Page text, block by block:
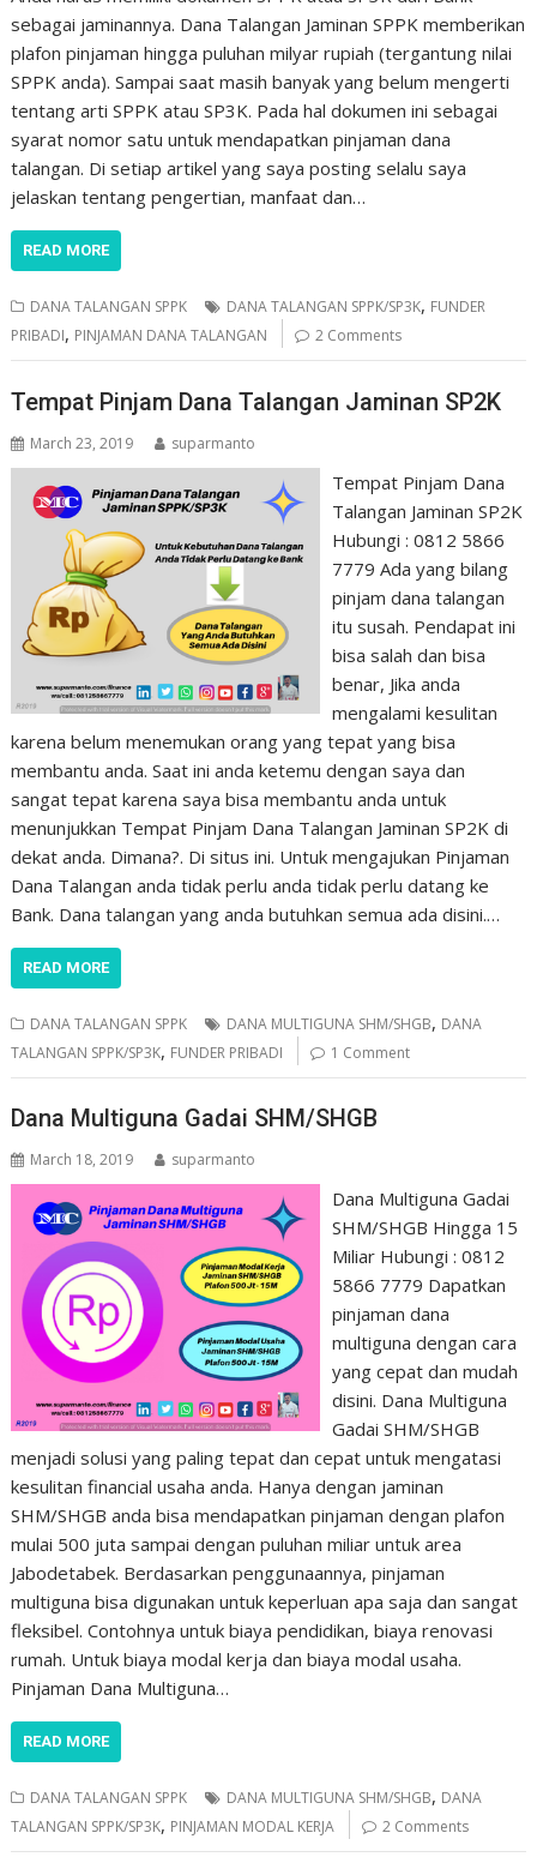
sebagai jaminannya. Dana Talangan Jaminan SPPK memberikan
plafon pinjaman hingga puluhan milyar rupiah (tergantung nilai
SPPK anda). Sampai saat masih banyak yang belum mengerti
tentang arti SPPK atau SP3K. Pada hal dokumen ini sebagai
syarat nomor satu untuk mendapatkan pinjaman dana
talangan. Di setiap artikel yang saya posting selalu saya
jelaskan tentang pengertian, manfaat dan…
READ MORE
DANA TALANGAN SPPK DANA TALANGAN SPPK/SP3K, FUNDER
PRIBADI, PINJAMAN DANA TALANGAN 2 Comments
Tempat Pinjam Dana Talangan Jaminan SP2K
March 23, 2019 suparmanto
Tempat Pinjam Dana
Talangan Jaminan SP2K
Hubungi : 0812 5866
7779 Ada yang bilang
pinjam dana talangan
itu susah. Pendapat ini
bisa salah dan bisa
benar, Jika anda
mengalami kesulitan
karena belum menemukan orang yang tepat yang bisa
membantu anda. Saat ini anda ketemu dengan saya dan
sangat tepat karena saya bisa membantu anda untuk
menunjukkan Tempat Pinjam Dana Talangan Jaminan SP2K di
dekat anda. Dimana?. Di situs ini. Untuk mengajukan Pinjaman
Dana Talangan anda tidak perlu anda tidak perlu datang ke
Bank. Dana talangan yang anda butuhkan semua ada disini.…
READ MORE
DANA TALANGAN SPPK DANA MULTIGUNA SHM/SHGB, DANA
TALANGAN SPPK/SP3K, FUNDER PRIBADI 1 Comment
Dana Multiguna Gadai SHM/SHGB
March 18, 2019 suparmanto
Dana Multiguna Gadai
SHM/SHGB Hingga 15
Miliar Hubungi : 0812
5866 7779 Dapatkan
pinjaman dana
multiguna dengan cara
yang cepat dan mudah
disini. Dana Multiguna
Gadai SHM/SHGB
menjadi solusi yang paling tepat dan cepat untuk mengatasi
kesulitan financial usaha anda. Hanya dengan jaminan
SHM/SHGB anda bisa mendapatkan pinjaman dengan plafon
mulai 500 juta sampai dengan puluhan miliar untuk area
Jabodetabek. Berdasarkan penggunaannya, pinjaman
multiguna bisa digunakan untuk keperluan apa saja dan sangat
fleksibel. Contohnya untuk biaya pendidikan, biaya renovasi
rumah. Untuk biaya modal kerja dan biaya modal usaha.
Pinjaman Dana Multiguna…
READ MORE
DANA TALANGAN SPPK DANA MULTIGUNA SHM/SHGB, DANA
TALANGAN SPPK/SP3K, PINJAMAN MODAL KERJA 2 Comments